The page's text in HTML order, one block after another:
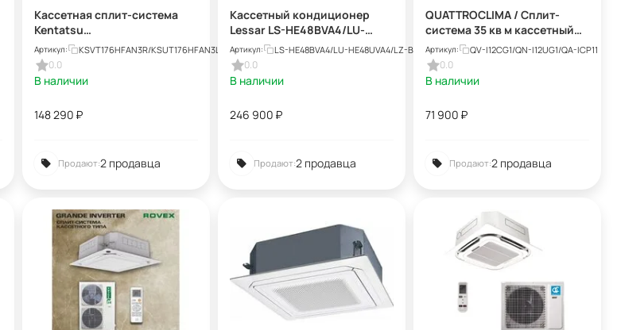
Кассетная сплит-система
Kentatsu
KSVT176HFAN3R/KSUT176HFA
N3L/KPU95-DR
Артикул: KSVT176HFAN3R/KSUT176HFAN3L/KPU95-DR
0.0
В наличии
148 290 ₽
Продают:2 продавца
Кассетный кондиционер
Lessar LS-HE48BVA4/LU-
HE48UVA4/LZ-B4UB
Артикул: LS-HE48BVA4/LU-HE48UVA4/LZ-B4UB
0.0
В наличии
246 900 ₽
Продают:2 продавца
QUATTROCLIMA / Сплит-
система 35 кв м кассетный
кондиционер QV-I12CG1/QN-
I12UG1/QA-ICP11
Артикул: QV-I12CG1/QN-I12UG1/QA-ICP11
0.0
В наличии
71 900 ₽
Продают:2 продавца